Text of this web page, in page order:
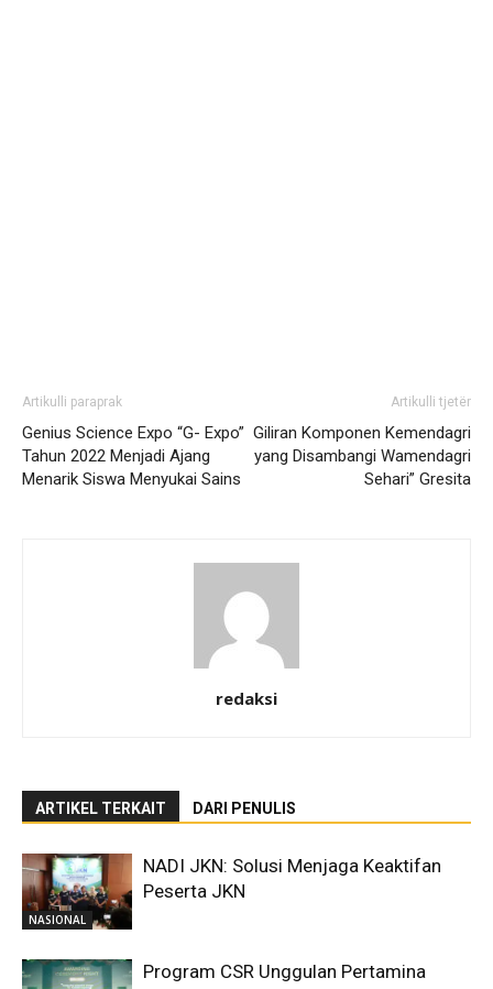
Artikulli paraprak
Genius Science Expo “G- Expo”
Tahun 2022 Menjadi Ajang
Menarik Siswa Menyukai Sains
Artikulli tjetër
Giliran Komponen Kemendagri
yang Disambangi Wamendagri
Sehari” Gresita
redaksi
ARTIKEL TERKAIT DARI PENULIS
NASIONAL
NADI JKN: Solusi Menjaga Keaktifan
Peserta JKN
Program CSR Unggulan Pertamina